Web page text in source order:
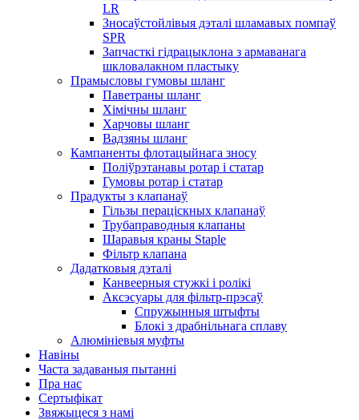
LR
Зносаўстойлівыя дэталі шламавых помпаў
SPR
Запчасткі гідрацыклона з армаванага
шкловалакном пластыку
Прамысловы гумовы шланг
Паветраны шланг
Хімічны шланг
Харчовы шланг
Вадзяны шланг
Кампаненты флотацыйнага зносу
Поліўрэтанавы ротар і статар
Гумовы ротар і статар
Прадукты з клапанаў
Гільзы пераціскных клапанаў
Трубаправодныя клапаны
Шаравыя краны Staple
Фільтр клапана
Дадатковыя дэталі
Канвеерныя стужкі і ролікі
Аксэсуары для фільтр-прэсаў
Спружынныя штыфты
Блокі з драбнільнага сплаву
Алюмініевыя муфты
Навіны
Часта задаваныя пытанні
Пра нас
Сертыфікат
Звяжыцеся з намі